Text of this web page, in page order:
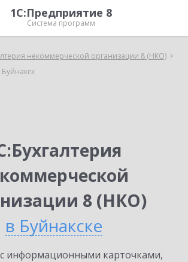
1С:Предприятие 8
Система программ
некоммерческой организации 8 (НКО)
Буйнакск
8 (НКО)
в Буйнакске
информационными карточками,